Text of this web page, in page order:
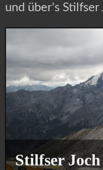
und über's Stilfser
Stilfser Joch